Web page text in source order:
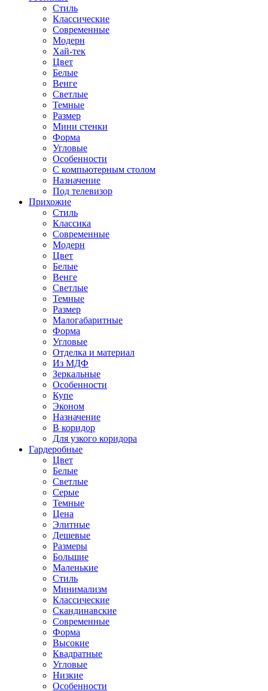
Стиль
Классические
Современные
Модерн
Хай-тек
Цвет
Белые
Венге
Светлые
Темные
Размер
Мини стенки
Форма
Угловые
Особенности
С компьютерным столом
Назначение
Под телевизор
Прихожие
Стиль
Классика
Современные
Модерн
Цвет
Белые
Венге
Светлые
Темные
Размер
Малогабаритные
Форма
Угловые
Отделка и материал
Из МДФ
Зеркальные
Особенности
Купе
Эконом
Назначение
В коридор
Для узкого коридора
Гардеробные
Цвет
Белые
Светлые
Серые
Темные
Цена
Элитные
Дешевые
Размеры
Большие
Маленькие
Стиль
Минимализм
Классические
Скандинавские
Современные
Форма
Высокие
Квадратные
Угловые
Низкие
Особенности